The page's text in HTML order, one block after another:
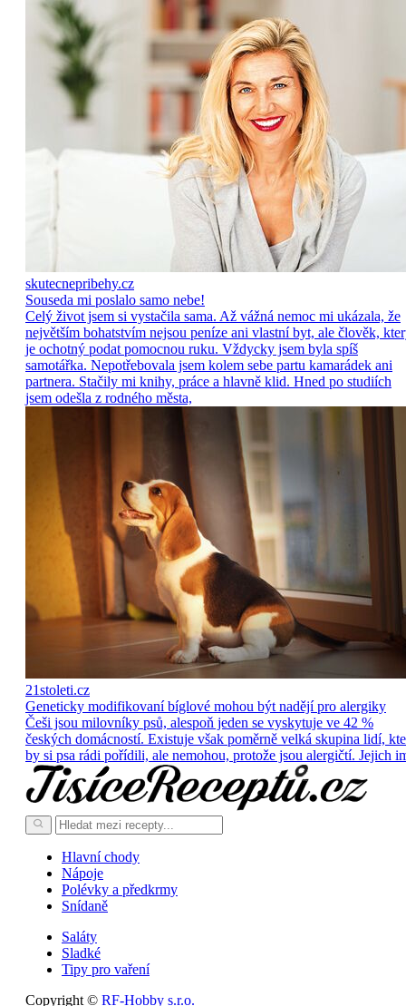
skutecnepribehy.cz
Souseda mi poslalo samo nebe!
Celý život jsem si vystačila sama. Až vážná nemoc mi ukázala, že
největším bohatstvím nejsou peníze ani vlastní byt, ale člověk,
je ochotný podat pomocnou ruku. Vždycky jsem byla spíš
samotářka. Nepotřebovala jsem kolem sebe partu kamarádek ani
partnera. Stačily mi knihy, práce a hlavně klid. Hned po studiích
jsem odešla z rodného města,
21stoleti.cz
Geneticky modifikovaní bíglové mohou být nadějí pro alergiky
Češi jsou milovníky psů, alespoň jeden se vyskytuje ve 42 %
českých domácností. Existuje však poměrně velká skupina lidí,
by si psa rádi pořídili, ale nemohou, protože jsou alergičtí. Jejich
Hlavní chody
Nápoje
Polévky a předkrmy
Snídaně
Saláty
Sladké
Tipy pro vaření
Copyright © RF-Hobby s.r.o.